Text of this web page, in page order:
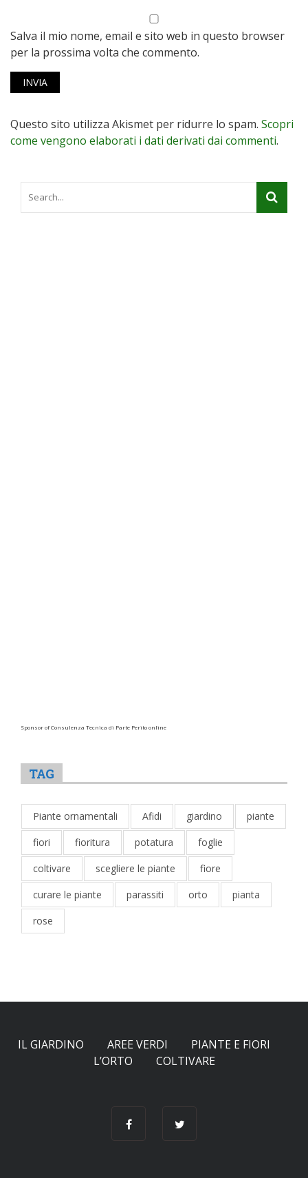
Salva il mio nome, email e sito web in questo browser
per la prossima volta che commento.
Questo sito utilizza Akismet per ridurre lo spam. Scopri
come vengono elaborati i dati derivati dai commenti.
Sponsor of Consulenza Tecnica di Parte Perito online
TAG
Piante ornamentali Afidi giardino
piante
fiori
fioritura potatura
foglie
coltivare
scegliere le piante
fiore
curare le piante
parassiti orto
pianta
rose
IL GIARDINO AREE VERDI
PIANTE E FIORI
L’ORTO
COLTIVARE